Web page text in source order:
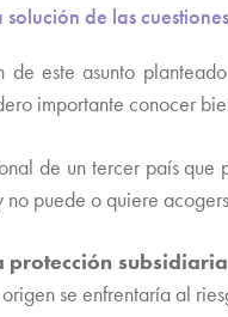
de las
de este asunto
importante conocer
de un tercer país que
puede o quiere
protección subsidiaria
se enfrentaría al